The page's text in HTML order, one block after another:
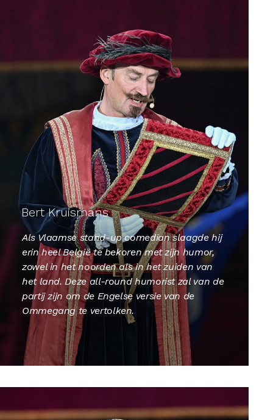
Bert Kruismans
Als Vlaamse stand-up comedian slaagde hij
erin heel België te bekoren met zijn humor,
zowel in het noorden als in het zuiden van
het land. Deze all-round humorist zal van de
partij zijn om de Engelse versie van de
Ommegang te vertolken.